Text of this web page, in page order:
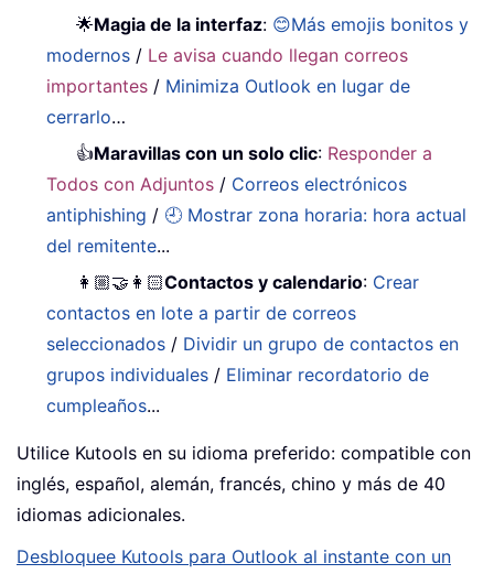
🌟Magia de la interfaz: 😊Más emojis bonitos y
modernos / Le avisa cuando llegan correos
importantes / Minimiza Outlook en lugar de
cerrarlo…
👍Maravillas con un solo clic: Responder a
Todos con Adjuntos / Correos electrónicos
antiphishing / 🕘 Mostrar zona horaria: hora actual
del remitente...
👩🏼‍🤝‍👩🏻Contactos y calendario: Crear
contactos en lote a partir de correos
seleccionados / Dividir un grupo de contactos en
grupos individuales / Eliminar recordatorio de
cumpleaños...
Utilice Kutools en su idioma preferido: compatible con
inglés, español, alemán, francés, chino y más de 40
idiomas adicionales.
Desbloquee Kutools para Outlook al instante con un